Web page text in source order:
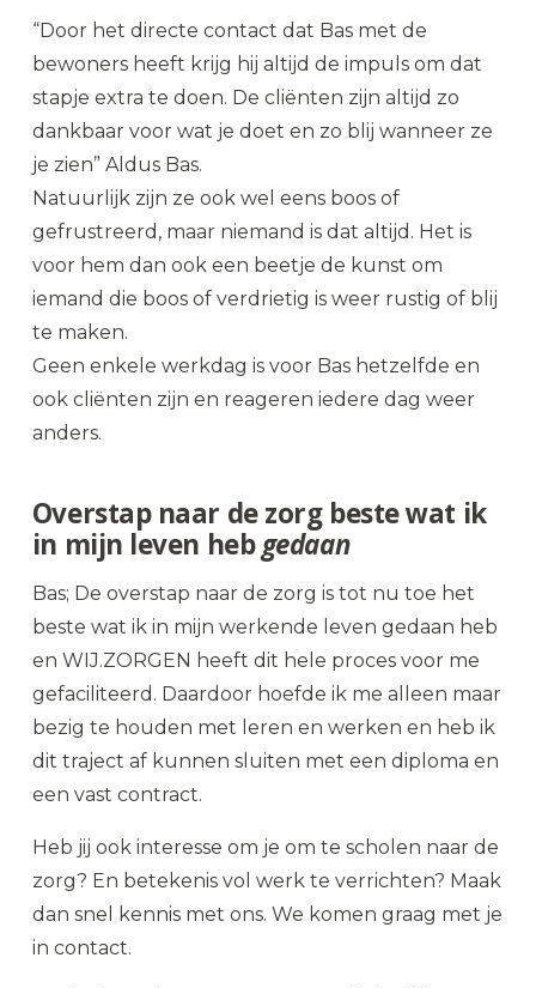
“Door het directe contact dat Bas met de
bewoners heeft krijg hij altijd de impuls om dat
stapje extra te doen. De cliënten zijn altijd zo
dankbaar voor wat je doet en zo blij wanneer ze
je zien” Aldus Bas.
Natuurlijk zijn ze ook wel eens boos of
gefrustreerd, maar niemand is dat altijd. Het is
voor hem dan ook een beetje de kunst om
iemand die boos of verdrietig is weer rustig of blij
te maken.
Geen enkele werkdag is voor Bas hetzelfde en
ook cliënten zijn en reageren iedere dag weer
anders.
Overstap naar de zorg beste wat ik
in mijn leven hebgedaan
Bas; De overstap naar de zorg is tot nu toe het
beste wat ik in mijn werkende leven gedaan heb
en WIJ.ZORGEN heeft dit hele proces voor me
gefaciliteerd. Daardoor hoefde ik me alleen maar
bezig te houden met leren en werken en heb ik
dit traject af kunnen sluiten met een diploma en
een vast contract.
Heb jij ook interesse om je om te scholen naar de
zorg? En betekenis vol werk te verrichten? Maak
dan snel kennis met ons. We komen graag met je
in contact.